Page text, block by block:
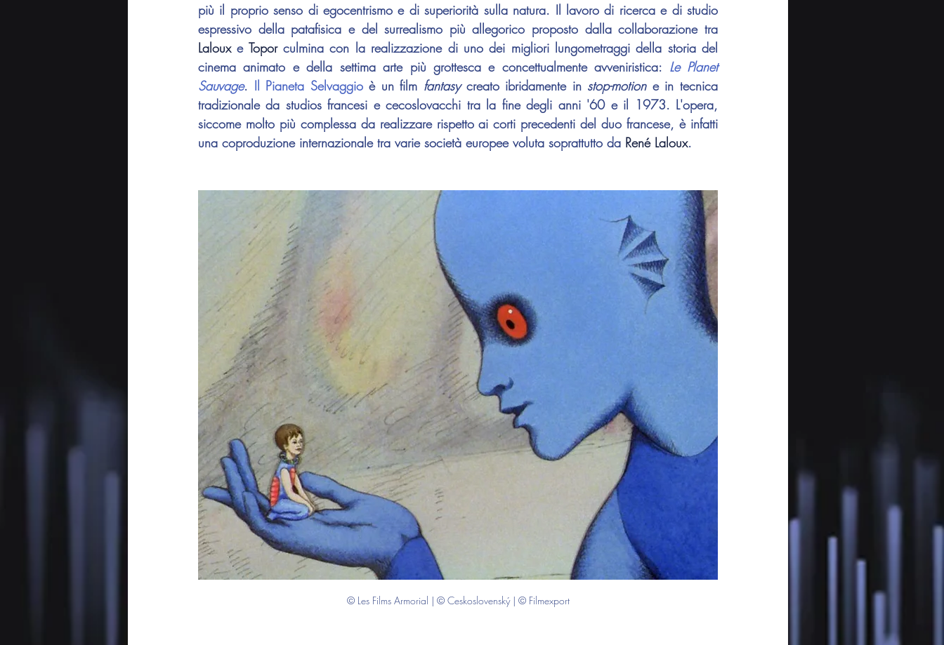
più il proprio senso di egocentrismo e di superiorità sulla natura. Il lavoro di ricerca e di studio
Laloux e Topor culmina con la realizzazione di uno dei migliori lungometraggi della storia del
cinema animato e della settima arte più grottesca e concettualmente avveniristica: Le Planet
Sauvage. Il Pianeta Selvaggio è un film fantasy creato ibridamente in stop-motion e in tecnica
tradizionale da studios francesi e cecoslovacchi tra la fine degli anni '60 e il 1973. L'opera,
siccome molto più complessa da realizzare rispetto ai corti precedenti del duo francese, è infatti
una coproduzione internazionale tra varie società europee voluta soprattutto da René Laloux.
© Les Films Armorial | © Ceskoslovenský | © Filmexport